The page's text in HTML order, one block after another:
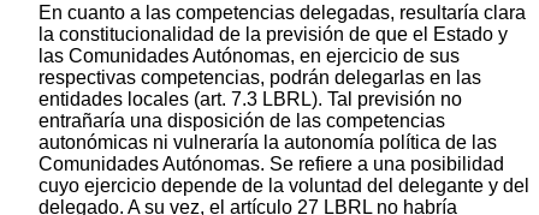
En cuanto a las competencias delegadas, resultaría clara
la constitucionalidad de la previsión de que el Estado y
las Comunidades Autónomas, en ejercicio de sus
respectivas competencias, podrán delegarlas en las
entidades locales (art. 7.3 LBRL). Tal previsión no
entrañaría una disposición de las competencias
autonómicas ni vulneraría la autonomía política de las
Comunidades Autónomas. Se refiere a una posibilidad
cuyo ejercicio depende de la voluntad del delegante y del
delegado. A su vez, el artículo 27 LBRL no habría